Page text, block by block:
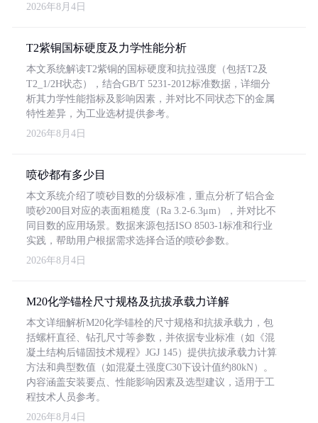
2026年8月4日
T2紫铜国标硬度及力学性能分析
本文系统解读T2紫铜的国标硬度和抗拉强度（包括T2及
T2_1/2H状态），结合GB/T 5231-2012标准数据，详细分
析其力学性能指标及影响因素，并对比不同状态下的金属
特性差异，为工业选材提供参考。
2026年8月4日
喷砂都有多少目
本文系统介绍了喷砂目数的分级标准，重点分析了铝合金
喷砂200目对应的表面粗糙度（Ra 3.2-6.3μm），并对比不
同目数的应用场景。数据来源包括ISO 8503-1标准和行业
实践，帮助用户根据需求选择合适的喷砂参数。
2026年8月4日
M20化学锚栓尺寸规格及抗拔承载力详解
本文详细解析M20化学锚栓的尺寸规格和抗拔承载力，包
括螺杆直径、钻孔尺寸等参数，并依据专业标准（如《混
凝土结构后锚固技术规程》JGJ 145）提供抗拔承载力计算
方法和典型数值（如混凝土强度C30下设计值约80kN）。
内容涵盖安装要点、性能影响因素及选型建议，适用于工
程技术人员参考。
2026年8月4日